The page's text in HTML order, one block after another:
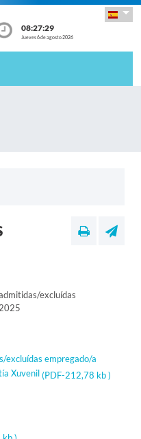
08:27:29
Jueves 6 de agosto 2026
excluídas
excluídas empregado/a
Xuvenil(PDF-212,78 kb )